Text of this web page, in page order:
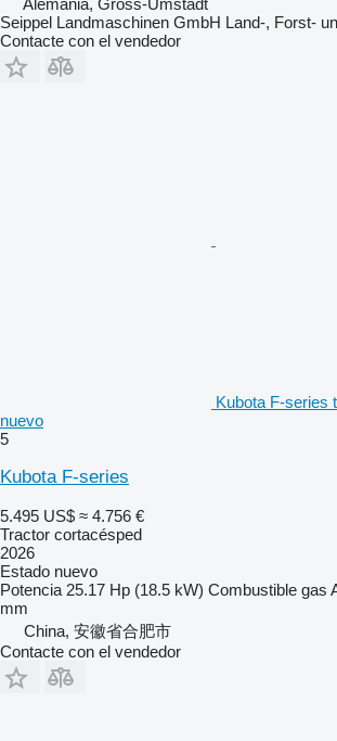
Seippel Landmaschinen GmbH Land-, Forst-
Contacte con el vendedor
Kubota F-series
nuevo
5
Kubota F-series
5.495 US$ ≈ 4.756 €
Tractor cortacésped
2026
Estado nuevo
Potencia 25.17 Hp (18.5 kW) Combustible gas
mm
China, 安徽省合肥市
Contacte con el vendedor